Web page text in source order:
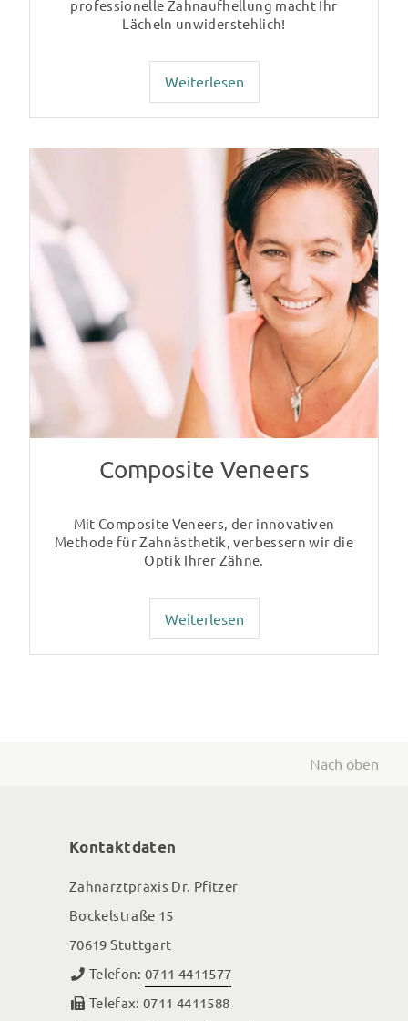
professionelle Zahnaufhellung macht Ihr
Lächeln unwiderstehlich!
Weiterlesen
Composite Veneers
Mit Composite Veneers, der innovativen
Methode für Zahnästhetik, verbessern wir die
Optik Ihrer Zähne.
Weiterlesen
Nach oben
Kontaktdaten
Zahnarztpraxis Dr. Pfitzer
Bockelstraße 15
70619 Stuttgart
Telefon:0711 4411577
Telefax: 0711 4411588